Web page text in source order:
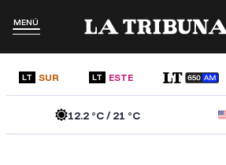
MENÚ
LT SUR LT ESTE
12.2 °C /21 °C